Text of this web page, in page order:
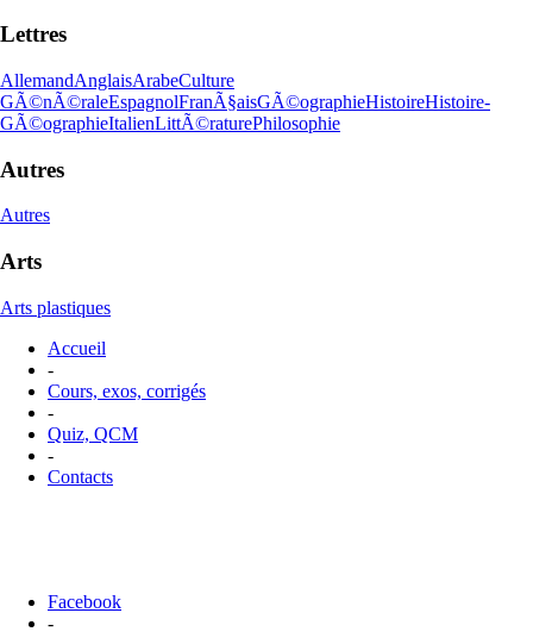
Lettres
AllemandAnglaisArabeCulture
GÃ©nÃ©raleEspagnolFranÃ§aisGÃ©ographieHistoireHistoire-
GÃ©ographieItalienLittÃ©raturePhilosophie
Autres
Autres
Arts
Arts plastiques
Accueil
-
Cours, exos, corrigés
-
Quiz, QCM
-
Contacts
Facebook
-